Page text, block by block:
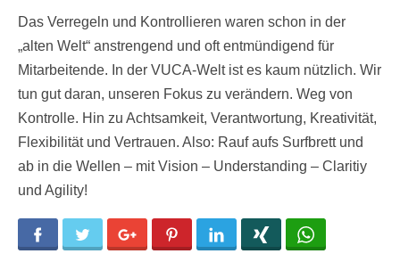
Das Verregeln und Kontrollieren waren schon in der
„alten Welt“ anstrengend und oft entmündigend für
Mitarbeitende. In der VUCA-Welt ist es kaum nützlich. Wir
tun gut daran, unseren Fokus zu verändern. Weg von
Kontrolle. Hin zu Achtsamkeit, Verantwortung, Kreativität,
Flexibilität und Vertrauen. Also: Rauf aufs Surfbrett und
ab in die Wellen – mit Vision – Understanding – Claritiy
und Agility!
Facebook Twitter Google+ Pinterest LinkedIn